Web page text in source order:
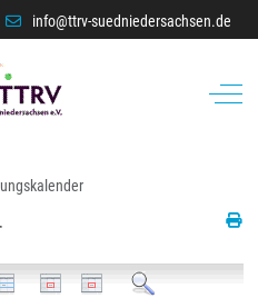
info@ttrv-suedniedersachsen.de
Off-